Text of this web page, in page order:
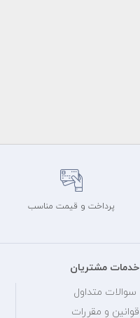
پرداخت و قیمت مناسب
خدمات مشتریان
سوالات متداول
قوانین و مقررات